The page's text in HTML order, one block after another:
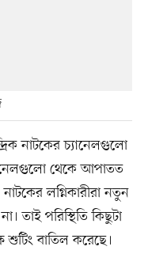
নাটকের চ্যানেলগুলো
থেকে আপাতত
লগ্নিকারীরা নতুন
তাই পরিস্থিতি কিছুটা
শুটিং বাতিল করেছে।